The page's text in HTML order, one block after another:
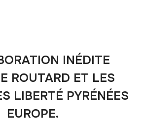
INÉDITE
ROUTARD ET LES
LIBERTÉ PYRÉNÉES
EUROPE.